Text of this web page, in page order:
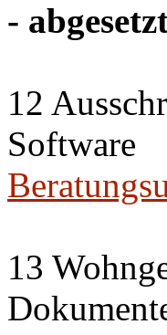
-
12
Software
13